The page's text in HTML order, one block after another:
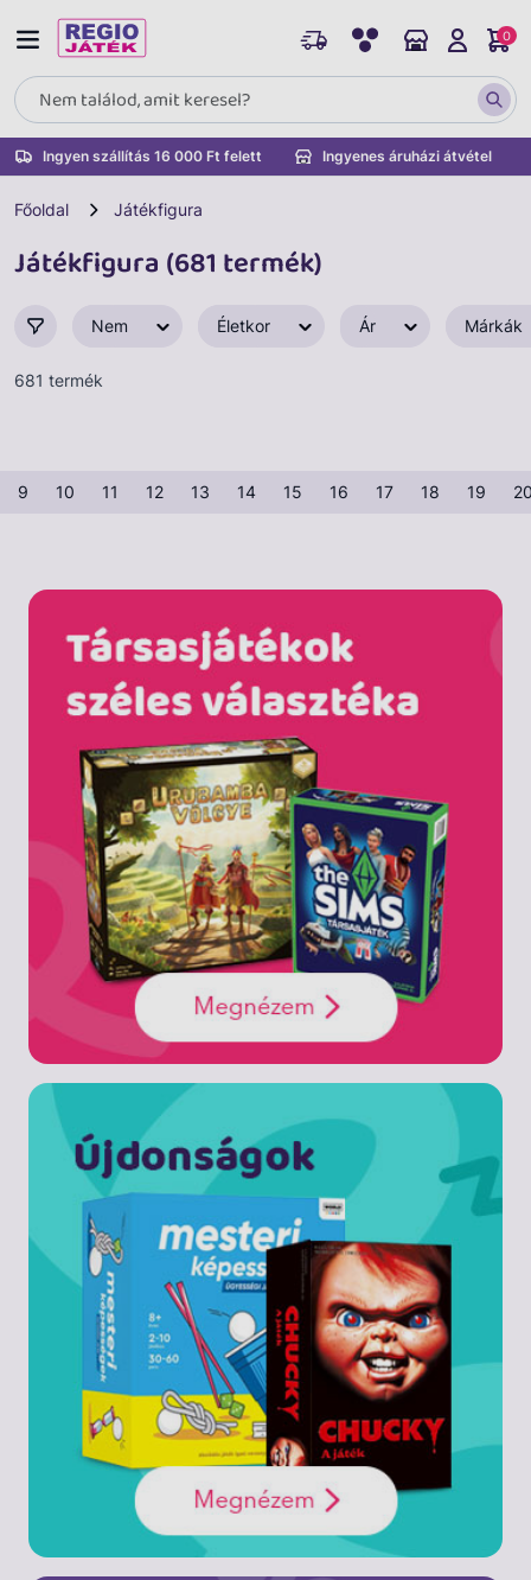
Ingyen szállítás 16 000 Ft felett Ingyenes áruházi átvétel
0
Főoldal Játékfigura
Játékfigura (681 termék)
Nem Életkor Ár Márkák
681 termék
9 10 11 12 13 14 15 16 17 18 19